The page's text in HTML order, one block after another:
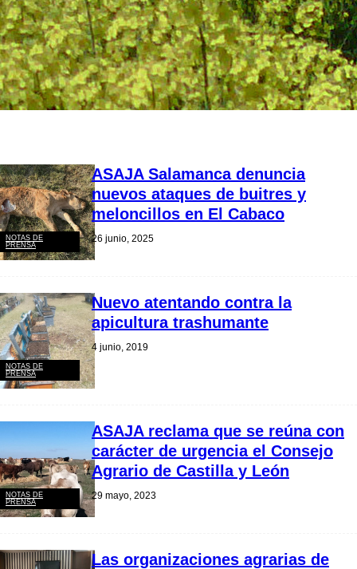
NOTAS DE
PRENSA
ASAJA Salamanca denuncia
nuevos ataques de buitres y
meloncillos en El Cabaco
26 junio, 2025
NOTAS DE
PRENSA
Nuevo atentando contra la
apicultura trashumante
4 junio, 2019
NOTAS DE
PRENSA
ASAJA reclama que se reúna con
carácter de urgencia el Consejo
Agrario de Castilla y León
29 mayo, 2023
Las organizaciones agrarias de